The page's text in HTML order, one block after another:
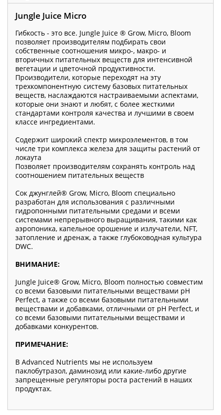
Jungle Juice Micro
Гибкость - это все. Jungle Juice ® Grow, Micro, Bloom
позволяет производителям подбирать свои
собственные соотношения микро-, макро- и
вторичных питательных веществ для интенсивной
вегетации и цветочной продуктивности.
Производители, которые переходят на эту
трехкомпонентную систему базовых питательных
веществ, наслаждаются настраиваемыми аспектами,
которые они знают и любят, с более жесткими
стандартами контроля качества и лучшими в своем
классе ингредиентами.
Содержит широкий спектр микроэлементов, в том
числе три комплекса железа для защиты растений от
локаута
Позволяет производителям сохранять контроль над
соотношением питательных веществ
Сок джунглей® Grow, Micro, Bloom специально
разработан для использования с различными
гидропонными питательными средами и всеми
системами непрерывного выращивания, такими как
аэропоника, капельное орошение и излучатели, NFT,
затопление и дренаж, а также глубоководная культура
DWC.
ВНИМАНИЕ:
Jungle Juice® Grow, Micro, Bloom полностью совместим
со всеми базовыми питательными веществами pH
Perfect, а также со всеми базовыми питательными
веществами и добавками, отличными от pH Perfect, и
со всеми базовыми питательными веществами и
добавками конкурентов.
ПРИМЕЧАНИЕ:
В Advanced Nutrients мы не используем
паклобутразол, даминозид или какие-либо другие
запрещенные регуляторы роста растений в наших
продуктах.